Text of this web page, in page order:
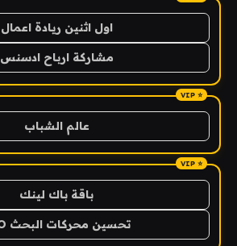
اول اثنين ريادة اعمال
مشاركة ارباح ادسنس
عالم الشباب
باقة باك لينك
تحسين محركات البحث SEO